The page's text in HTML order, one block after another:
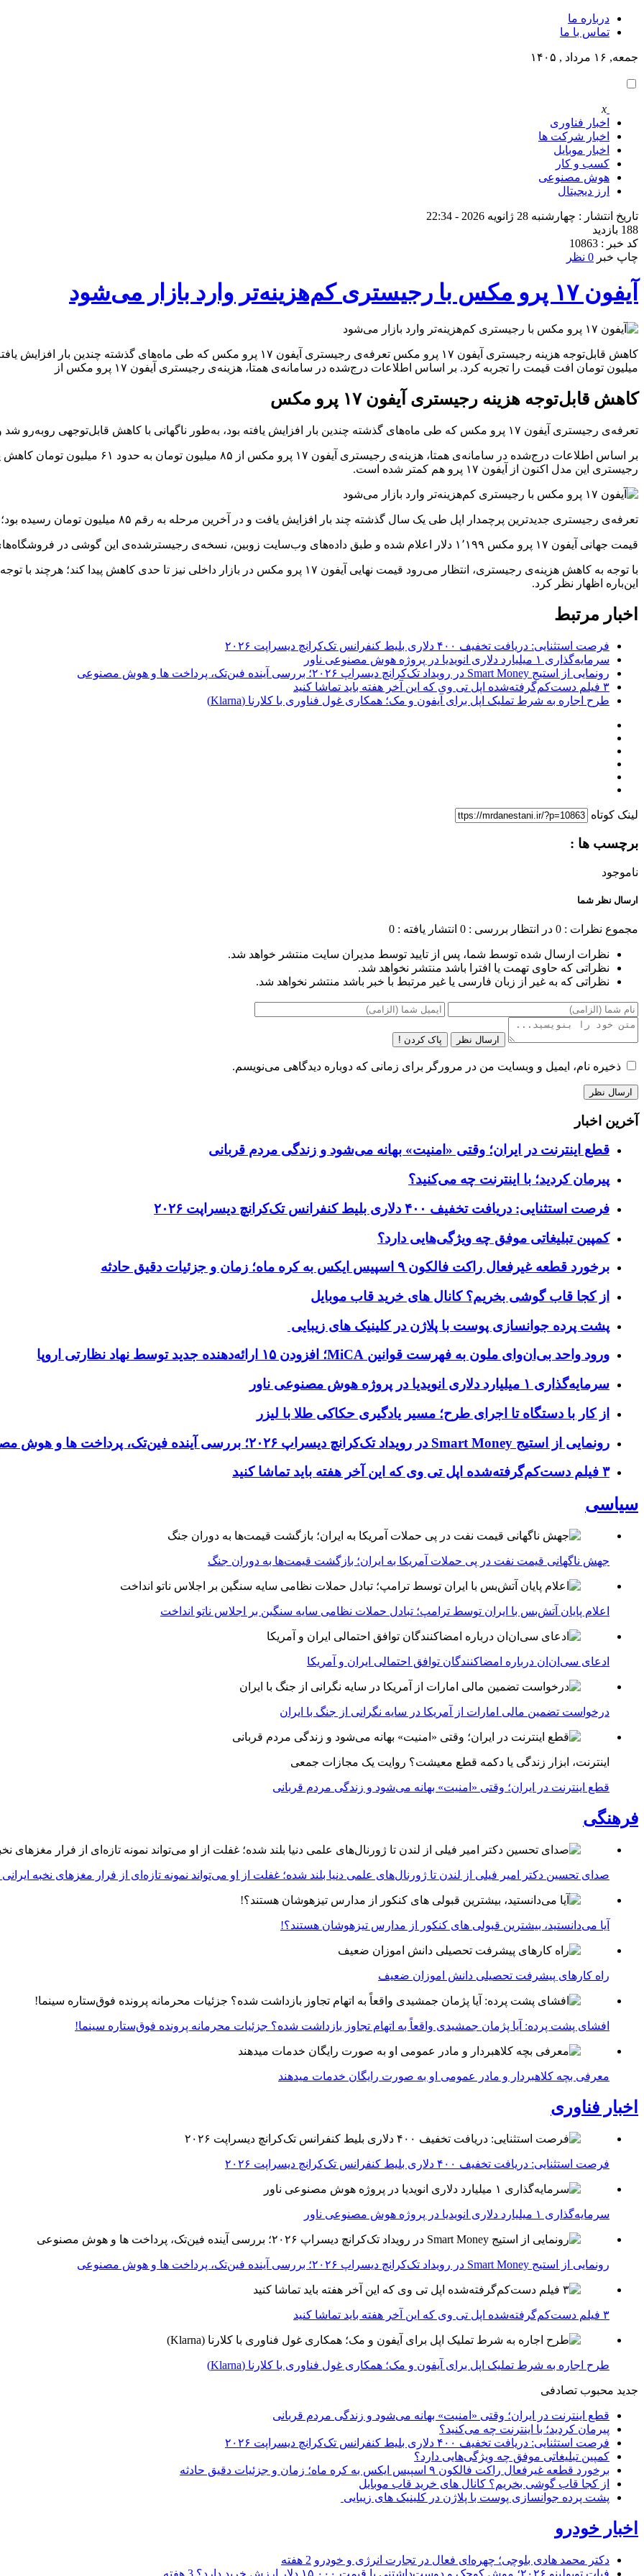
درباره ما
تماس با ما
جمعه, ۱۶ مرداد , ۱۴۰۵
x
اخبار فناوری
اخبار شرکت ها
اخبار موبایل
کسب و کار
هوش مصنوعی
ارز دیجیتال
تاریخ انتشار : چهارشنبه 28 ژانویه 2026 - 22:34
188 بازدید
کد خبر : 10863
چاپ خبر 0 نظر
آیفون ۱۷ پرو مکس با رجیستری کم‌هزینه‌تر وارد بازار می‌شود
میلیون تومان افت قیمت را تجربه کرد. بر اساس اطلاعات درج‌شده در سامانه‌ی همتا، هزینه‌ی رجیستری آیفون ۱۷ پرو مکس از
کاهش قابل‌توجه هزینه رجیستری آیفون ۱۷ پرو مکس
تعرفه‌ی رجیستری آیفون ۱۷ پرو مکس که طی ماه‌های گذشته چندین بار افزایش یافته بود، به‌طور ناگهانی با کاهش قابل‌توجهی روبه‌رو شد و بیش از ۲۰ میلیون تومان افت قیمت را تجربه کرد.
بر اساس اطلاعات درج‌شده در سامانه‌ی همتا،
رجیستری این مدل اکنون از آیفون ۱۷ پرو هم کمتر شده است.
تعرفه‌ی رجیستری جدیدترین پرچمدار اپل طی یک سال گذشته چند بار افزایش یافت و در آخرین مرحله به رقم ۸۵ میلیون تومان رسیده بود؛ موضوعی که واکنش‌های زیادی را در بازار به همراه داشت.
قیمت جهانی آیفون ۱۷ پرو مکس ۱٬۱۹۹ دلار اعلام شده و طبق داده‌های وب‌سایت زوبین، نسخه‌ی رجیسترشده‌ی این گوشی در فروشگاه‌های آنلاین ایران در حال حاضر حدود ۲۸۰ میلیون تومان قیمت دارد.
با توجه به کاهش هزینه‌ی رجیستری، انتظار می‌رود قیمت نهایی آیفون ۱۷ پرو مکس در بازار داخلی نیز
این‌باره اظهار نظر کرد.
اخبار مرتبط
فرصت استثنایی: دریافت تخفیف ۴۰۰ دلاری بلیط کنفرانس تک‌کرانچ دیسراپت ۲۰۲۶
سرمایه‌گذاری ۱ میلیارد دلاری انویدیا در پروژه هوش مصنوعی ناور
رونمایی از استیج Smart Money در رویداد تک‌کرانچ دیسراپ ۲۰۲۶؛ بررسی آینده فین‌تک، پرداخت‌ ها و هوش مصنوعی
۳ فیلم دست‌کم‌گرفته‌شده اپل تی وی که این آخر هفته باید تماشا کنید
طرح اجاره به شرط تملیک اپل برای آیفون و مک؛ همکاری غول فناوری با کلارنا (Klarna)
لینک کوتاه
برچسب ها :
ناموجود
ارسال نظر شما
مجموع نظرات : 0 در انتظار بررسی : 0 انتشار یافته : 0
نظرات ارسال شده توسط شما، پس از تایید توسط مدیران سایت منتشر خواهد شد.
نظراتی که حاوی تهمت یا افترا باشد منتشر نخواهد شد.
نظراتی که به غیر از زبان فارسی یا غیر مرتبط با خبر باشد منتشر نخواهد شد.
ارسال نظر پاک کردن !
ذخیره نام، ایمیل و وبسایت من در مرورگر برای زمانی که دوباره دیدگاهی می‌نویسم.
آخرین اخبار
قطع اینترنت در ایران؛ وقتی «امنیت» بهانه می‌شود و زندگی مردم قربانی
پیرمان کردید؛ با اینترنت چه می‌کنید؟
فرصت استثنایی: دریافت تخفیف ۴۰۰ دلاری بلیط کنفرانس تک‌کرانچ دیسراپت ۲۰۲۶
کمپین تبلیغاتی موفق چه ویژگی‌هایی دارد؟
برخورد قطعه غیرفعال راکت فالکون ۹ اسپیس ایکس به کره ماه؛ زمان و جزئیات دقیق حادثه
از کجا قاب گوشی بخریم؟ کانال های خرید قاب موبایل
پشت پرده جوانسازی پوست با پلاژن در کلینیک های زیبایی
ورود واحد بی‌ان‌وای ملون به فهرست قوانین MiCA؛ افزودن ۱۵ ارائه‌دهنده جدید توسط نهاد نظارتی اروپا
سرمایه‌گذاری ۱ میلیارد دلاری انویدیا در پروژه هوش مصنوعی ناور
از کار با دستگاه تا اجرای طرح؛ مسیر یادگیری حکاکی طلا با لیزر
رونمایی از استیج Smart Money در رویداد تک‌کرانچ دیسراپ ۲۰۲۶؛ بررسی آینده فین‌تک، پرداخت‌ ها و هوش مصنوعی
۳ فیلم دست‌کم‌گرفته‌شده اپل تی وی که این آخر هفته باید تماشا کنید
سیاسی
جهش ناگهانی قیمت نفت در پی حملات آمریکا به ایران؛ بازگشت قیمت‌ها به دوران جنگ
اعلام پایان آتش‌بس با ایران توسط ترامپ؛ تبادل حملات نظامی سایه سنگین بر اجلاس ناتو انداخت
ادعای سی‌ان‌ان درباره امضاکنندگان توافق احتمالی ایران و آمریکا
درخواست تضمین مالی امارات از آمریکا در سایه نگرانی از جنگ با ایران
اینترنت، ابزار زندگی یا دکمه قطع معیشت؟ روایت یک مجازات جمعی
قطع اینترنت در ایران؛ وقتی «امنیت» بهانه می‌شود و زندگی مردم قربانی
فرهنگی
صدای تحسین دکتر امیر فیلی از لندن تا ژورنال‌های علمی دنیا بلند شده؛ غفلت از او می‌تواند نمونه تازه‌ای از فرار مغزهای نخبه ایرانی
آیا می‌دانستید، بیشترین قبولی های کنکور از مدارس تیزهوشان هستند؟!
راه کارهای پیشرفت تحصیلی دانش اموزان ضعیف
افشای پشت پرده: آیا پژمان جمشیدی واقعاً به اتهام تجاوز بازداشت شده؟ جزئیات محرمانه پرونده فوق‌ستاره سینما!
معرفی بچه کلاهبردار و مادر عمومی او به صورت رایگان خدمات میدهند
اخبار فناوری
فرصت استثنایی: دریافت تخفیف ۴۰۰ دلاری بلیط کنفرانس تک‌کرانچ دیسراپت ۲۰۲۶
سرمایه‌گذاری ۱ میلیارد دلاری انویدیا در پروژه هوش مصنوعی ناور
رونمایی از استیج Smart Money در رویداد تک‌کرانچ دیسراپ ۲۰۲۶؛ بررسی آینده فین‌تک، پرداخت‌ ها و هوش مصنوعی
۳ فیلم دست‌کم‌گرفته‌شده اپل تی وی که این آخر هفته باید تماشا کنید
طرح اجاره به شرط تملیک اپل برای آیفون و مک؛ همکاری غول فناوری با کلارنا (Klarna)
جدید محبوب تصادفی
قطع اینترنت در ایران؛ وقتی «امنیت» بهانه می‌شود و زندگی مردم قربانی
پیرمان کردید؛ با اینترنت چه می‌کنید؟
فرصت استثنایی: دریافت تخفیف ۴۰۰ دلاری بلیط کنفرانس تک‌کرانچ دیسراپت ۲۰۲۶
کمپین تبلیغاتی موفق چه ویژگی‌هایی دارد؟
برخورد قطعه غیرفعال راکت فالکون ۹ اسپیس ایکس به کره ماه؛ زمان و جزئیات دقیق حادثه
از کجا قاب گوشی بخریم؟ کانال های خرید قاب موبایل
پشت پرده جوانسازی پوست با پلاژن در کلینیک های زیبایی
اخبار خودرو
دکتر محمد هادی بلوچی؛ چهره‌ای فعال در تجارت انرژی و خودرو 2 هفته
فیات توپولینو ۲۰۲۶؛ موش کوچک و دوست‌داشتنی با قیمت ۱۵,۰۰۰ دلار ارزش خرید دارد؟
3 هفته